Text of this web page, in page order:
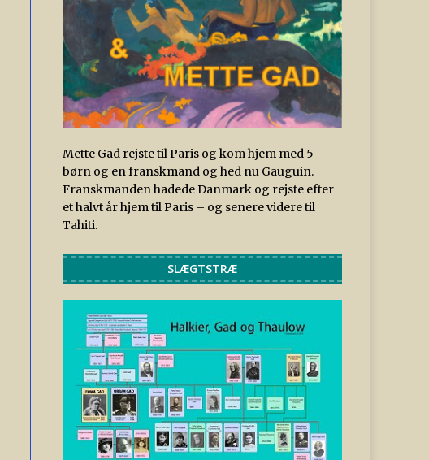
Mette Gad rejste til Paris og kom hjem med 5
børn og en franskmand og hed nu Gauguin.
Franskmanden hadede Danmark og rejste efter
et halvt år hjem til Paris – og senere videre til
Tahiti.
SLÆGTSTRÆ